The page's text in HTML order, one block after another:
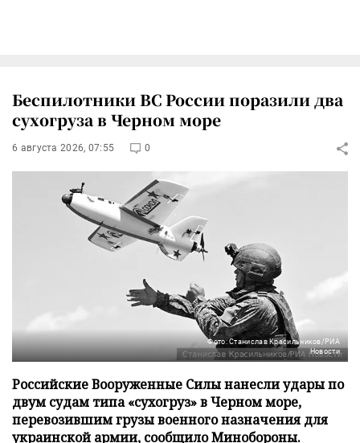
Беспилотники ВС России поразили два
сухогруза в Черном море
6 августа 2026, 07:55 0
Фото: Станислав Красильников/РИА
Новости
Российские Вооруженные Силы нанесли удары по
двум судам типа «сухогруз» в Черном море,
перевозившим грузы военного назначения для
украинской армии, сообщило Минобороны.